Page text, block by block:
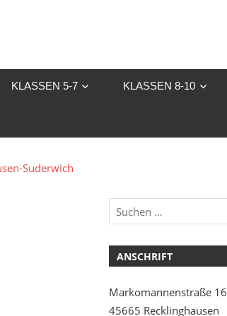
KLASSEN 5-7 KLASSEN 8-10
ANSCHRIFT
Markomannenstraße 16
45665 Recklinghausen